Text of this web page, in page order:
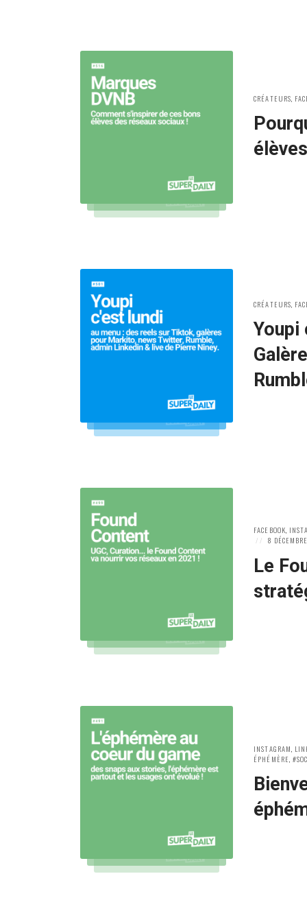
POSTED
CRÉATEURS
POSTED
CRÉATEURS
Youpi
POSTED
IN:
FACEBOOK,
POSTED
8
Le
POSTED
IN:
INSTAGRAM
ÉPHÉMÈRE